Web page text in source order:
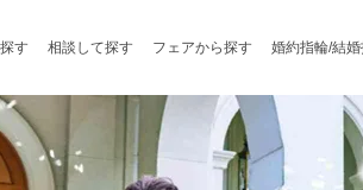
す 相談して探す フェアから探す 婚約指輪/結